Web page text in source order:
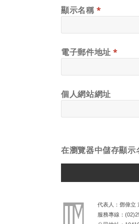
顯示名稱*
電子郵件地址*
個人網站網址
在瀏覽器中儲存顯示
代表人：鄧偉立
服務專線：